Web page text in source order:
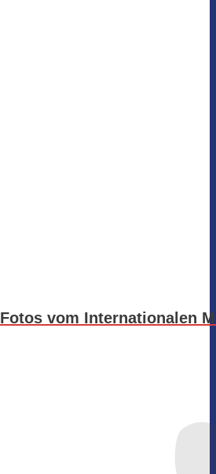
Fotos vom Internationalen